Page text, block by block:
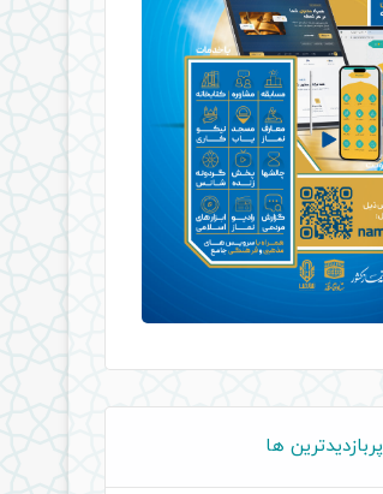
پربازدیدترین ها